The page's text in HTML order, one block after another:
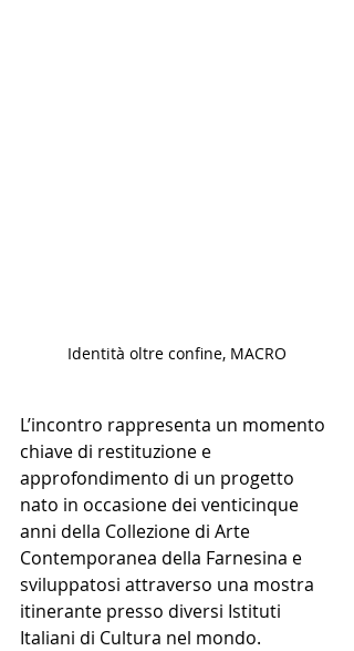
Identità oltre confine, MACRO
L’incontro rappresenta un momento
chiave di restituzione e
approfondimento di un progetto
nato in occasione dei venticinque
anni della Collezione di Arte
Contemporanea della Farnesina e
sviluppatosi attraverso una mostra
itinerante presso diversi Istituti
Italiani di Cultura nel mondo.